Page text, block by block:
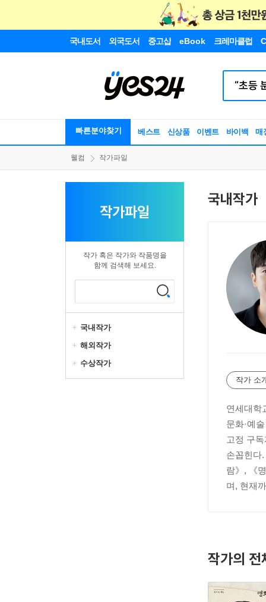
국내도서 외국도서 중고샵 eBook 크레마클럽
빠른분야찾기 베스트 신상품 이벤트 바이백 매
웰컴 작가파일
작가파일
작가 혹은 작가와 작품명을
함께 검색해 보세요.
국내작가
해외작가
수상작가
국내작가
작가 소
연세대학
문화·예
고정 구
손꼽힌다
람》, 《
며, 현재
작가의 전